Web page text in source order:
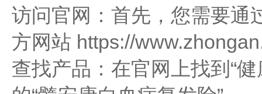
访问官网：首先，您需要通
方网站 https://
查找产品：在官网上找到“健